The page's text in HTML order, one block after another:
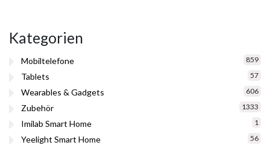
Kategorien
Mobiltelefone 859
Tablets 57
Wearables & Gadgets 606
Zubehör 1333
Imilab Smart Home 1
Yeelight Smart Home 56